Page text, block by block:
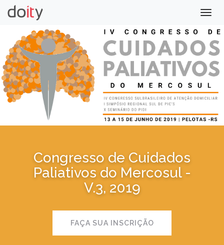
Congresso de Cuidados
Paliativos do Mercosul -
V.3, 2019
FAÇA SUA INSCRIÇÃO